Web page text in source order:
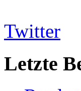
Twitter
Letzte